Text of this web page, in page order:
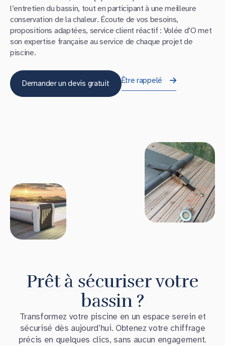
l’entretien du bassin, tout en participant à une meilleure
conservation de la chaleur. Écoute de vos besoins,
propositions adaptées, service client réactif : Volée d’O met
son expertise française au service de chaque projet de
piscine.
Demander un devis gratuit Être rappelé
Prêt à sécuriser votre
bassin ?
Transformez votre piscine en un espace serein et
sécurisé dès aujourd’hui. Obtenez votre chiffrage
précis en quelques clics, sans aucun engagement.